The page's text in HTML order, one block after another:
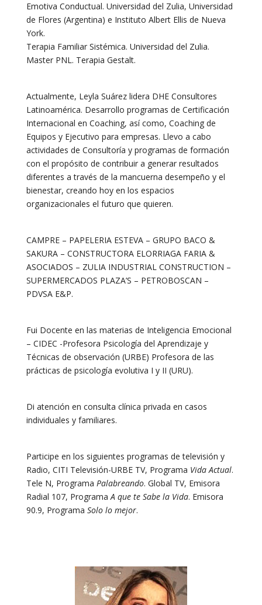
Emotiva Conductual. Universidad del Zulia, Universidad
de Flores (Argentina) e Instituto Albert Ellis de Nueva
York.
Terapia Familiar Sistémica. Universidad del Zulia.
Master PNL. Terapia Gestalt.
Actualmente, Leyla Suárez lidera DHE Consultores
Latinoamérica. Desarrollo programas de Certificación
Internacional en Coaching, así como, Coaching de
Equipos y Ejecutivo para empresas. Llevo a cabo
actividades de Consultoría y programas de formación
con el propósito de contribuir a generar resultados
diferentes a través de la mancuerna desempeño y el
bienestar, creando hoy en los espacios
organizacionales el futuro que quieren.
CAMPRE – PAPELERIA ESTEVA – GRUPO BACO &
SAKURA – CONSTRUCTORA ELORRIAGA FARIA &
ASOCIADOS – ZULIA INDUSTRIAL CONSTRUCTION –
SUPERMERCADOS PLAZA’S – PETROBOSCAN –
PDVSA E&P.
Fui Docente en las materias de Inteligencia Emocional
– CIDEC -Profesora Psicología del Aprendizaje y
Técnicas de observación (URBE) Profesora de las
prácticas de psicología evolutiva I y II (URU).
Di atención en consulta clínica privada en casos
individuales y familiares.
Participe en los siguientes programas de televisión y
Radio, CITI Televisión-URBE TV, Programa Vida Actual.
Tele N, Programa Palabreando. Global TV, Emisora
Radial 107, ProgramaA que te Sabe la Vida. Emisora
90.9, Programa Solo lo mejor.